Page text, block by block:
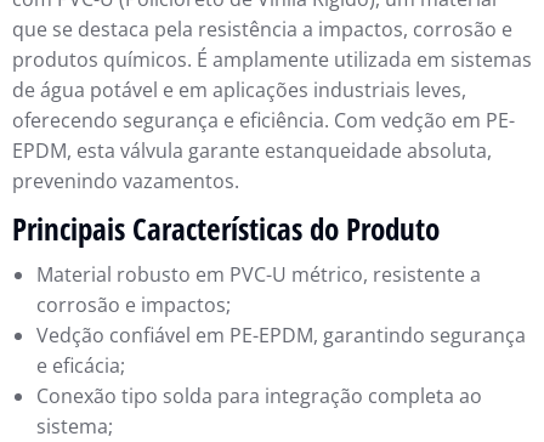
que se destaca pela resistência a impactos, corrosão e
produtos químicos. É amplamente utilizada em sistemas
de água potável e em aplicações industriais leves,
oferecendo segurança e eficiência. Com vedção em PE-
EPDM, esta válvula garante estanqueidade absoluta,
prevenindo vazamentos.
Principais Características do Produto
Material robusto em PVC-U métrico, resistente a
corrosão e impactos;
Vedção confiável em PE-EPDM, garantindo segurança
e eficácia;
Conexão tipo solda para integração completa ao
sistema;